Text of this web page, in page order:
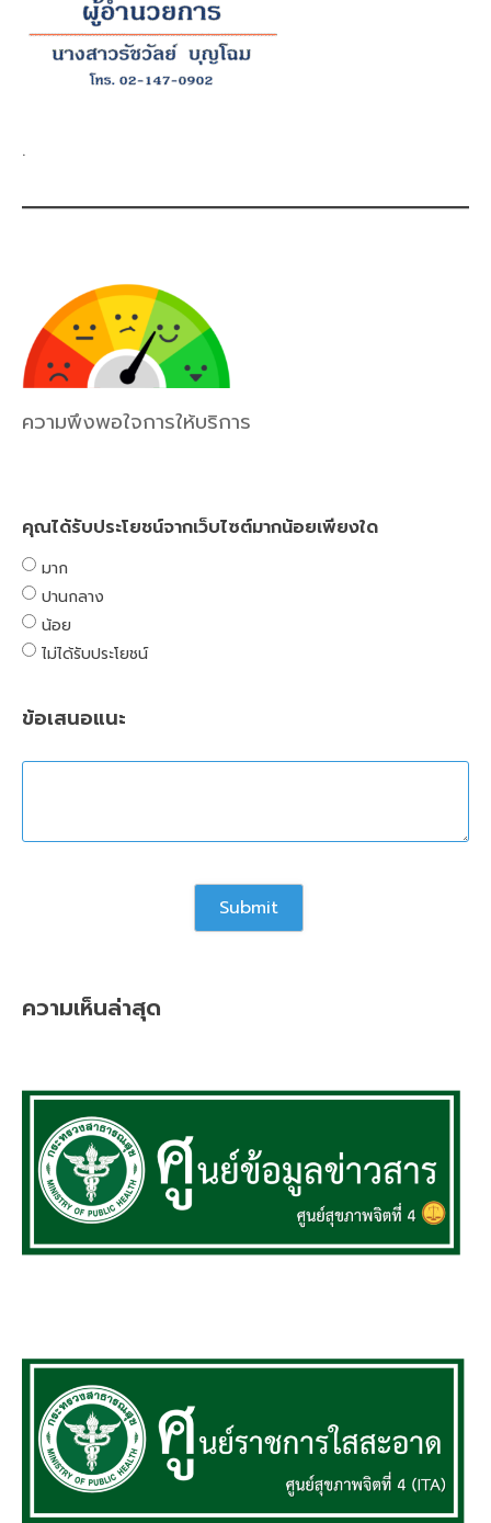
.
ความพึงพอใจการให้บริการ
คุณได้รับประโยชน์จากเว็บไซต์มากน้อยเพียงใด
มาก
ปานกลาง
น้อย
ไม่ได้รับประโยชน์
ข้อเสนอแนะ
ความเห็นล่าสุด